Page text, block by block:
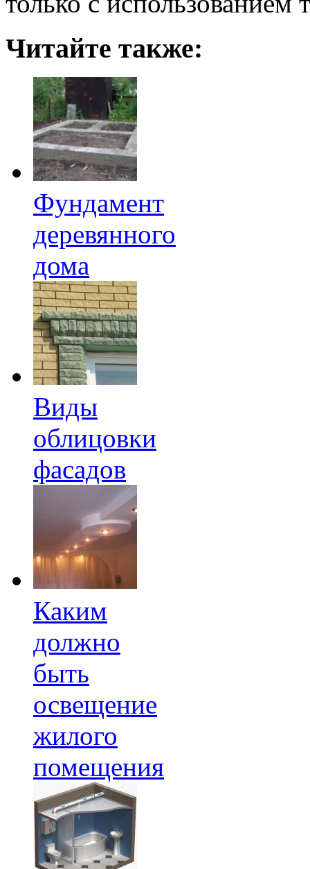
Читайте также:
Фундамент
деревянного
дома
Виды
облицовки
фасадов
Каким
должно
быть
освещение
жилого
помещения